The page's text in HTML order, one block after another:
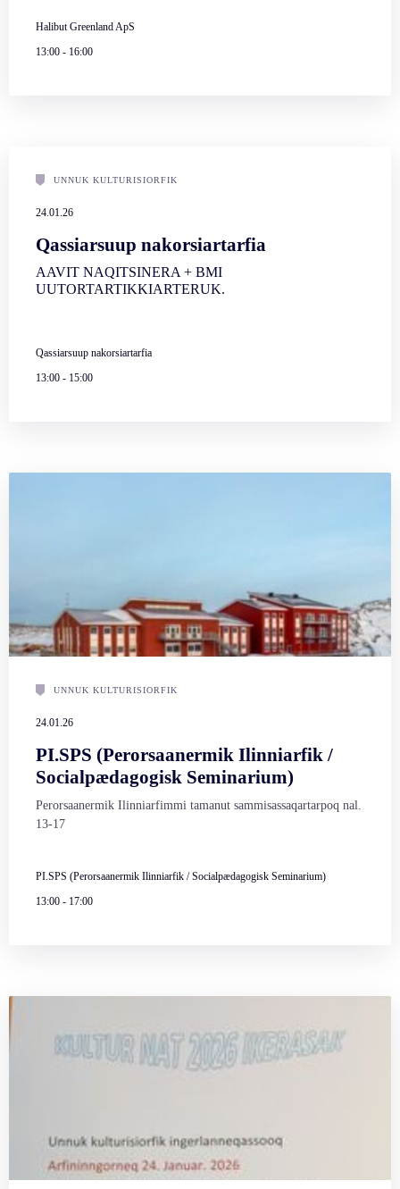
Halibut Greenland ApS
13:00 - 16:00
UNNUK KULTURISIORFIK
24.01.26
Qassiarsuup nakorsiartarfia
AAVIT NAQITSINERA + BMI
UUTORTARTIKKIARTERUK.
Qassiarsuup nakorsiartarfia
13:00 - 15:00
UNNUK KULTURISIORFIK
24.01.26
PI.SPS (Perorsaanermik Ilinniarfik /
Socialpædagogisk Seminarium)
Perorsaanermik Ilinniarfimmi tamanut sammisassaqartarpoq nal.
13-17
PI.SPS (Perorsaanermik Ilinniarfik / Socialpædagogisk Seminarium)
13:00 - 17:00